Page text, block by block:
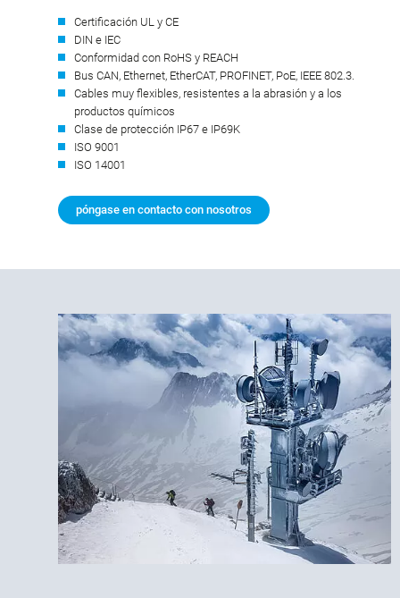
Certificación UL y CE
DIN e IEC
Conformidad con RoHS y REACH
Bus CAN, Ethernet, EtherCAT, PROFINET, PoE, IEEE 802.3.
Cables muy flexibles, resistentes a la abrasión y a los
productos químicos
Clase de protección IP67 e IP69K
ISO 9001
ISO 14001
póngase en contacto con nosotros